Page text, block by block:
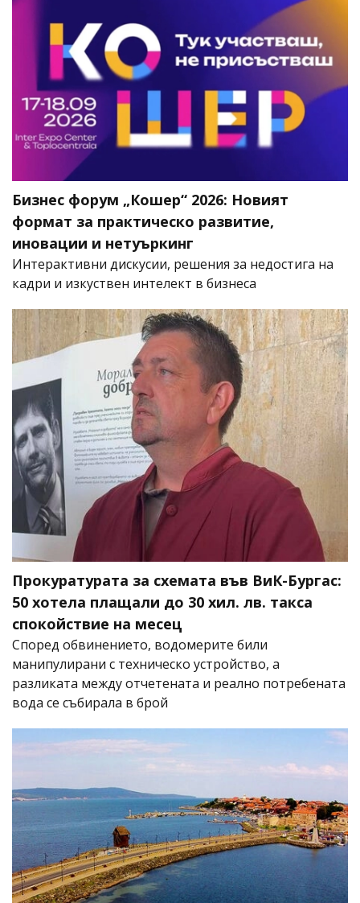
Бизнес форум „Кошер“ 2026: Новият
формат за практическо развитие,
иновации и нетуъркинг
Интерактивни дискусии, решения за недостига на
кадри и изкуствен интелект в бизнеса
Прокуратурата за схемата във ВиК-Бургас:
50 хотела плащали до 30 хил. лв. такса
спокойствие на месец
Според обвинението, водомерите били
манипулирани с техническо устройство, а
разликата между отчетената и реално потребената
вода се събирала в брой